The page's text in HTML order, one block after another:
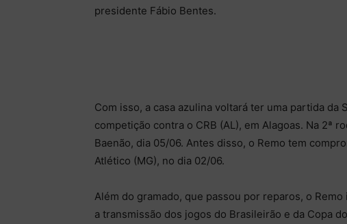
presidente Fábio Bentes.
Com isso, a casa azulina voltará ter uma partida da
competição contra o CRB (AL), em Alagoas. Na 2ª
Baenão, dia 05/06. Antes disso, o Remo tem
Atlético (MG), no dia 02/06.
Além do gramado, que passou por reparos, o
a transmissão dos jogos do Brasileirão e da Copa